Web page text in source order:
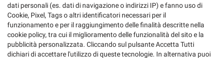
Smart CEcar Srl
Via Papa, 2, Caserta (CE)
C.F/P.IVA:02524330616
Registro delle imprese:CE
dati personali (es. dati di navigazione o indirizzi IP) e fanno uso di
Cookie, Pixel, Tags o altri identificatori necessari per il
funzionamento e per il raggiungimento delle finalità descritte nella
cookie policy, tra cui il miglioramento delle funzionalità del sito e la
pubblicità personalizzata. Cliccando sul pulsante Accetta Tutti
dichiari di accettare l'utilizzo di queste tecnologie. In alternativa puoi